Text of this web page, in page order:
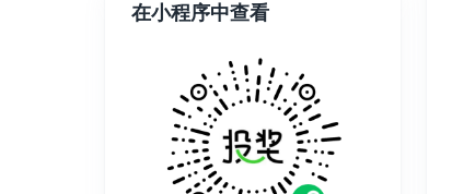
在小程序中查看